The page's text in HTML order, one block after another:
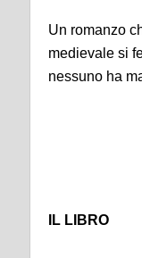
Un romanzo
medievale si
nessuno ha
IL LIBRO